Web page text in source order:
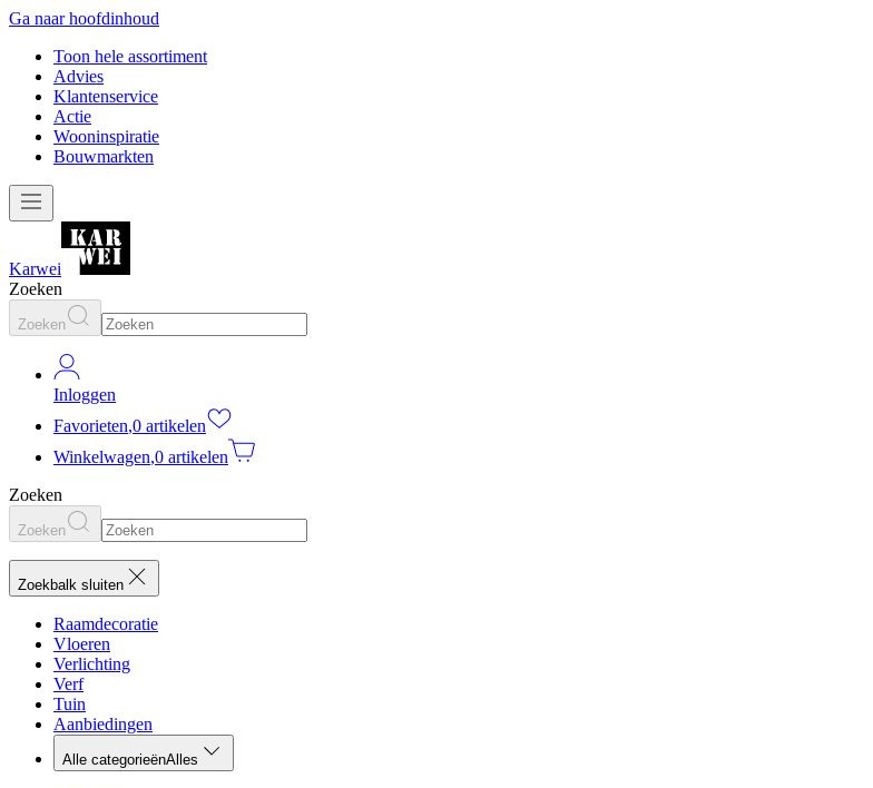
Ga naar hoofdinhoud
Toon hele assortiment
Advies
Klantenservice
Actie
Wooninspiratie
Bouwmarkten
Karwei
Zoeken
Zoeken
Inloggen
Favorieten,0 artikelen
Winkelwagen,0 artikelen
Zoeken
Zoeken
Zoekbalk sluiten
Raamdecoratie
Vloeren
Verlichting
Verf
Tuin
Aanbiedingen
Alle categorieënAlles